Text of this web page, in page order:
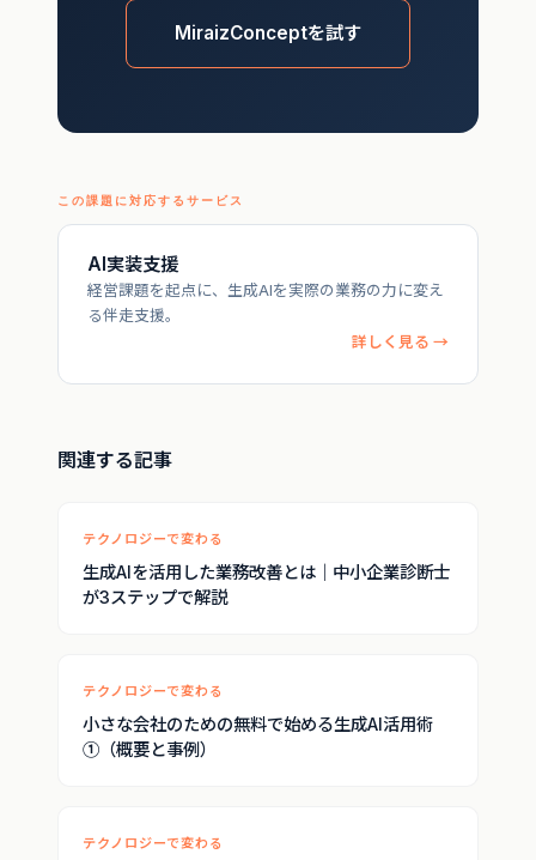
MiraizConceptを試す
この課題に対応するサービス
AI実装支援
経営課題を起点に、生成AIを実際の業務の力に変え
る伴走支援。
詳しく見る →
関連する記事
テクノロジーで変わる
生成AIを活用した業務改善とは｜中小企業診断士
が3ステップで解説
テクノロジーで変わる
小さな会社のための無料で始める生成AI活用術
①（概要と事例）
テクノロジーで変わる